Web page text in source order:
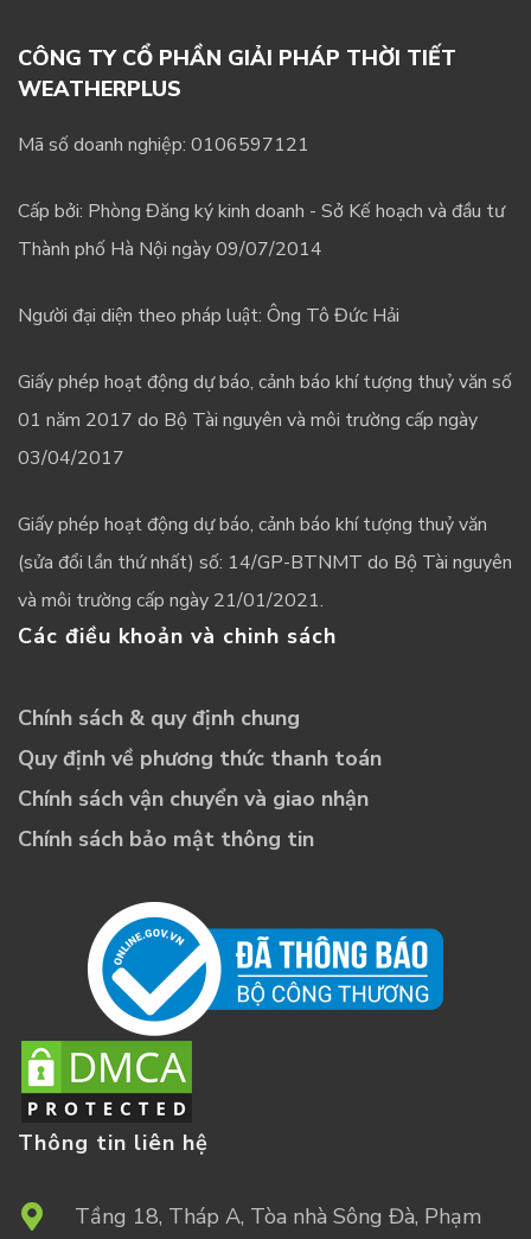
CÔNG TY CỔ PHẦN GIẢI PHÁP THỜI TIẾT
WEATHERPLUS
Mã số doanh nghiệp: 0106597121
Cấp bởi: Phòng Đăng ký kinh doanh - Sở Kế hoạch và đầu tư
Thành phố Hà Nội ngày 09/07/2014
Người đại diện theo pháp luật: Ông Tô Đức Hải
Giấy phép hoạt động dự báo, cảnh báo khí tượng thuỷ văn số
01 năm 2017 do Bộ Tài nguyên và môi trường cấp ngày
03/04/2017
Giấy phép hoạt động dự báo, cảnh báo khí tượng thuỷ văn
(sửa đổi lần thứ nhất) số: 14/GP-BTNMT do Bộ Tài nguyên
và môi trường cấp ngày 21/01/2021.
Các điều khoản và chinh sách
Chính sách & quy định chung
Quy định về phương thức thanh toán
Chính sách vận chuyển và giao nhận
Chính sách bảo mật thông tin
Thông tin liên hệ
Tầng 18, Tháp A, Tòa nhà Sông Đà, Phạm